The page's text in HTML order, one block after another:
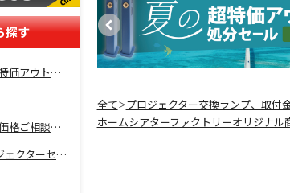
探す
続々追加！激安価格の超特価アウトレットセール開催！
電話通販センター超特別価格ご相談コーナー！
高画質スクリーン&プロジェクターセット超特価！
全て＞プロジェクター交換ランプ、取付
ホームシアターファクトリーオリジナル